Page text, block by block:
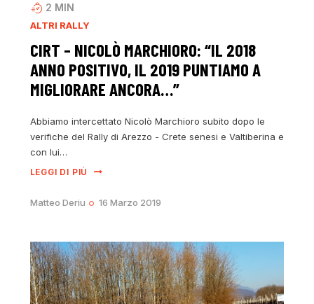
2 MIN
ALTRI RALLY
CIRT – NICOLÒ MARCHIORO: “IL 2018
ANNO POSITIVO, IL 2019 PUNTIAMO A
MIGLIORARE ANCORA…”
Abbiamo intercettato Nicolò Marchioro subito dopo le
verifiche del Rally di Arezzo - Crete senesi e Valtiberina e
con lui…
LEGGI DI PIÙ
Matteo Deriu 16 Marzo 2019